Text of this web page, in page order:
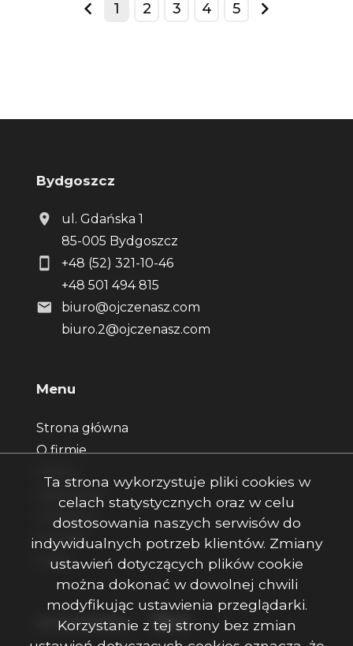
prev
1 2 3 4 5
next
Bydgoszcz
ul. Gdańska 1
85-005 Bydgoszcz
+48 (52) 321-10-46
+48 501 494 815
biuro@ojczenasz.com
biuro.2@ojczenasz.com
Menu
Strona główna
O firmie
Zgłoszenia
Ulubione
Kontakt
Rodo
Social Media Facebook
Facebook
Facebook
Ta strona wykorzystuje pliki cookies w
celach statystycznych oraz w celu
dostosowania naszych serwisów do
indywidualnych potrzeb klientów. Zmiany
ustawień dotyczących plików cookie
można dokonać w dowolnej chwili
modyfikując ustawienia przeglądarki.
Korzystanie z tej strony bez zmian